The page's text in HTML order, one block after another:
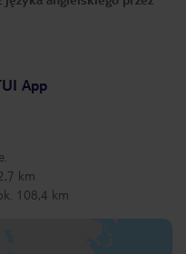
App
km
108,4 km